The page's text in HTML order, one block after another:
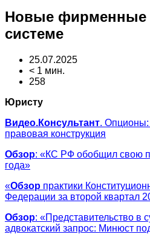
Новые фирменные
системе
25.07.2025
< 1 мин.
258
Юристу
Видео.Консультант. Опционы:
правовая конструкция
Обзор: «КС РФ обобщил свою
года»
«Обзор практики
Федерации за второй квартал
Обзор: «Представительство в
адвокатский запрос: Минюст